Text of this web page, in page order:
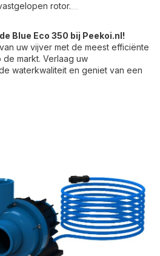
rotor.
Blue Eco 350 bij Peekoi.nl!
uw vijver met de meest efficiënte
markt. Verlaag uw
waterkwaliteit en geniet van een